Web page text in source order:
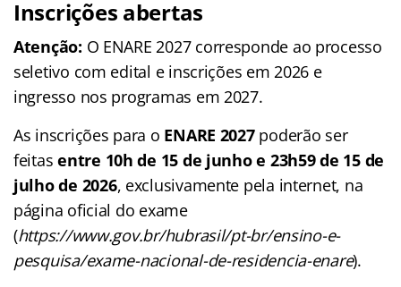
Inscrições abertas
Atenção: O ENARE 2027 corresponde ao processo
seletivo com edital e inscrições em 2026 e
ingresso nos programas em 2027.
As inscrições para o ENARE 2027poderão ser
feitasentre 10h de 15 de junho e 23h59 de 15 de
julho de 2026, exclusivamente pela internet, na
página oficial do exame
(https://www.gov.br/hubrasil/pt-br/ensino-e-
pesquisa/exame-nacional-de-residencia-enare).